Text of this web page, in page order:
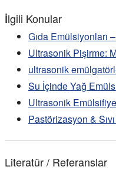
İlgili Konular
Gıda Emülsiyonları
Ultrasonik Pişirme:
ultrasonik
Su İçinde Yağ
Ultrasonik
Pastörizasyon &
Literatür / Referanslar